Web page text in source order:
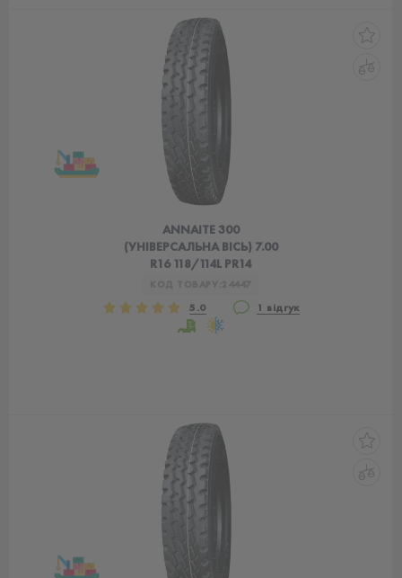
ANNAITE 300
(УНІВЕРСАЛЬНА ВІСЬ) 7.00
R16 118/114L PR14
24447
5.0 1 відгук